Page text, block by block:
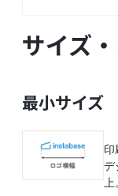
サイズ
最小サイズ
印
デ
上